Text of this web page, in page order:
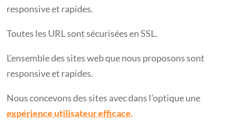
responsive et rapides.
Toutes les URL sont sécurisées en SSL.
L’ensemble des sites web que nous proposons sont
responsive et rapides.
Nous concevons des sites avec dans l’optique une
expérience utilisateur efficace.